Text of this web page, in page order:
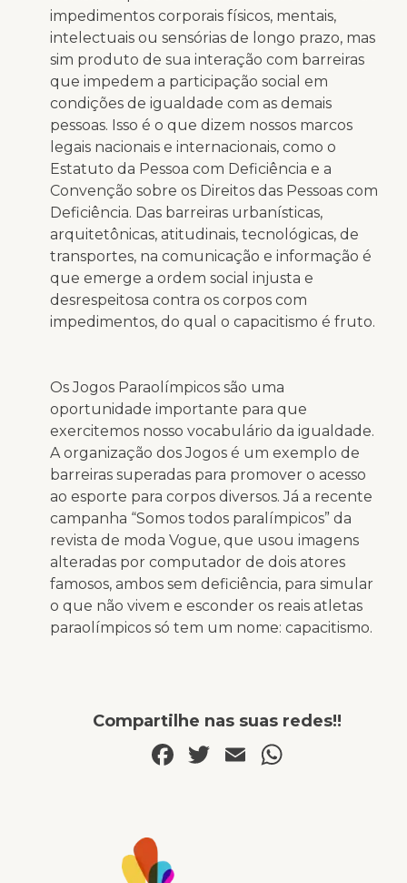
impedimentos corporais físicos, mentais,
intelectuais ou sensórias de longo prazo, mas
sim produto de sua interação com barreiras
que impedem a participação social em
condições de igualdade com as demais
pessoas. Isso é o que dizem nossos marcos
legais nacionais e internacionais, como o
Estatuto da Pessoa com Deficiência e a
Convenção sobre os Direitos das Pessoas com
Deficiência. Das barreiras urbanísticas,
arquitetônicas, atitudinais, tecnológicas, de
transportes, na comunicação e informação é
que emerge a ordem social injusta e
desrespeitosa contra os corpos com
impedimentos, do qual o capacitismo é fruto.
Os Jogos Paraolímpicos são uma
oportunidade importante para que
exercitemos nosso vocabulário da igualdade.
A organização dos Jogos é um exemplo de
barreiras superadas para promover o acesso
ao esporte para corpos diversos. Já a recente
campanha “Somos todos paralímpicos” da
revista de moda Vogue, que usou imagens
alteradas por computador de dois atores
famosos, ambos sem deficiência, para simular
o que não vivem e esconder os reais atletas
paraolímpicos só tem um nome: capacitismo.
Compartilhe nas suas redes!!
Facebook
Twitter
Email